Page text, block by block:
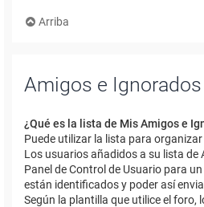
Arriba
Amigos e Ignorados
¿Qué es la lista de Mis Amigos e
Puede utilizar la lista para
Los usuarios añadidos a su lista de
Panel de Control de Usuario para
están identificados y poder así
Según la plantilla que utilice el foro,